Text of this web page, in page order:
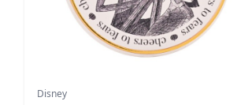
Disney